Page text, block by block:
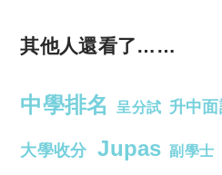
其他人還看了……
中學排名 呈分試 升中
大學收分 Jupas 副學士